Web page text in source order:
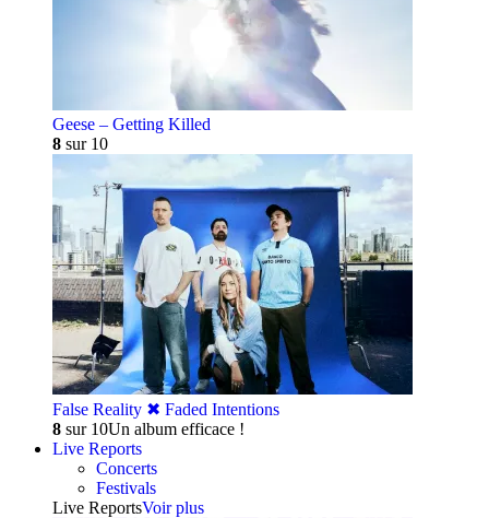
Geese – Getting Killed
8 sur 10
False Reality ✖︎ Faded Intentions
8 sur 10Un album efficace !
Live Reports
Concerts
Festivals
Live ReportsVoir plus